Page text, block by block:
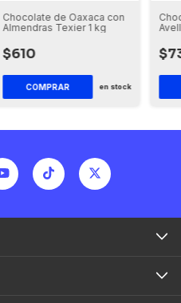
Chocolate de Oaxaca con
Almendras Texier 1 kg
$610
COMPRAR en stock